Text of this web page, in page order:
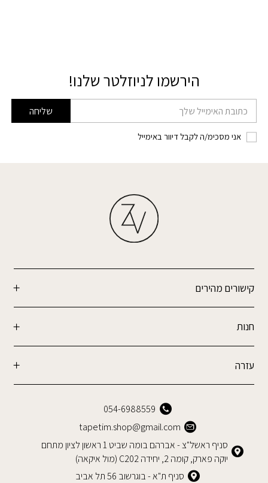
הירשמו לניוזלטר שלנו!
דוא׳׳ל שליחה
אני מסכימ/ה לקבל דיוור באימייל
קישורים מהירים
חנות
עזרה
054-6988559
tapetim.shop@gmail.com
סניף ראשל"צ - אברהם בומה שביט 1 ראשון לציון מתחם
יוקה פארק, קומה 2, יחידה C202 (מול איקאה)
סניף ת"א - בוגרשוב 56 תל אביב